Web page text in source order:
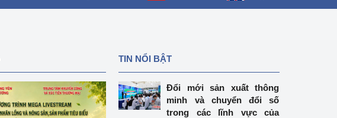
TIN NỔI BẬT
Đổi mới sản xuất thông
minh và chuyển đổi số
trong các lĩnh vực của